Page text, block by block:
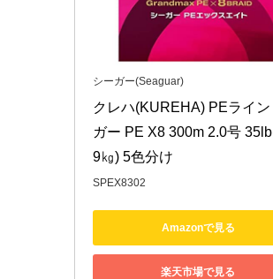
シーガー(Seaguar)
クレハ(KUREHA) PEライン
ガー PE X8 300m 2.0号
9㎏) 5色分け
SPEX8302
Amazonで見る
楽天市場で見る